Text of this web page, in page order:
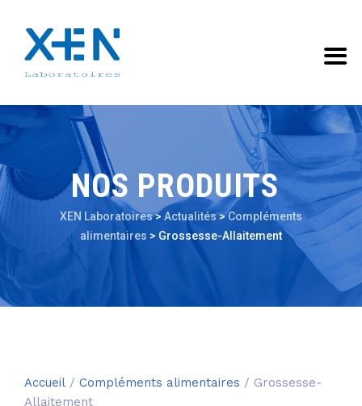
NOS PRODUITS
XEN Laboratoires> Actualités >Compléments
alimentaires > Grossesse-Allaitement
Accueil / Compléments alimentaires / Grossesse-
Allaitement